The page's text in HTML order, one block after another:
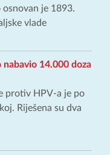
osnovan je 1893.
vlade
nabavio 14.000 doza
protiv HPV-a je po
Riješena su dva